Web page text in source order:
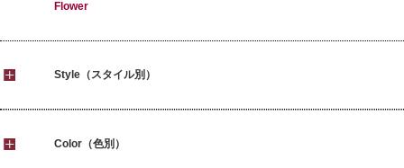
Flower
Style（スタイル別）
Color（色別）